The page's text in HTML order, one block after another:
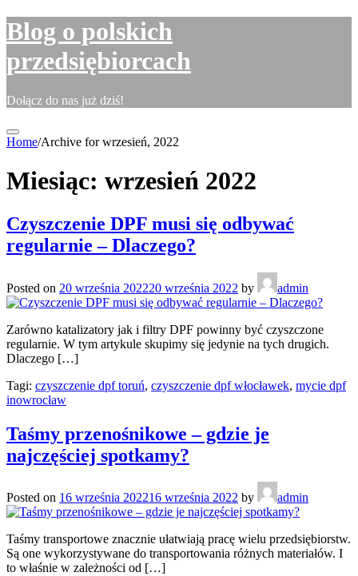
Skip
to
Blog o polskich
przedsiębiorcach
Dołącz do nas już dziś!
Home/Archive for wrzesień, 2022
Miesiąc: wrzesień 2022
Czyszczenie DPF musi się odbywać
regularnie – Dlaczego?
Posted on 20 września 202220 września 2022 by admin
Zarówno katalizatory jak i filtry DPF powinny być czyszczone
regularnie. W tym artykule skupimy się jedynie na tych drugich.
Dlaczego […]
Tagi: czyszczenie dpf toruń, czyszczenie dpf włocławek, mycie dpf
inowrocław
Taśmy przenośnikowe – gdzie je
najczęściej spotkamy?
Posted on 16 września 202216 września 2022 by admin
Taśmy transportowe znacznie ułatwiają pracę wielu przedsiębiorstw.
Są one wykorzystywane do transportowania różnych materiałów. I
to właśnie w zależności od […]